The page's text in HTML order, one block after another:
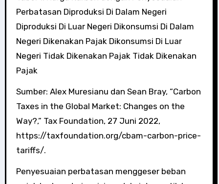
Perbatasan Diproduksi Di Dalam Negeri
Diproduksi Di Luar Negeri Dikonsumsi Di Dalam
Negeri Dikenakan Pajak Dikonsumsi Di Luar
Negeri Tidak Dikenakan Pajak Tidak Dikenakan
Pajak
Sumber: Alex Muresianu dan Sean Bray, “Carbon
Taxes in the Global Market: Changes on the
Way?,” Tax Foundation, 27 Juni 2022,
https://taxfoundation.org/cbam-carbon-price-
tariffs/.
Penyesuaian perbatasan menggeser beban